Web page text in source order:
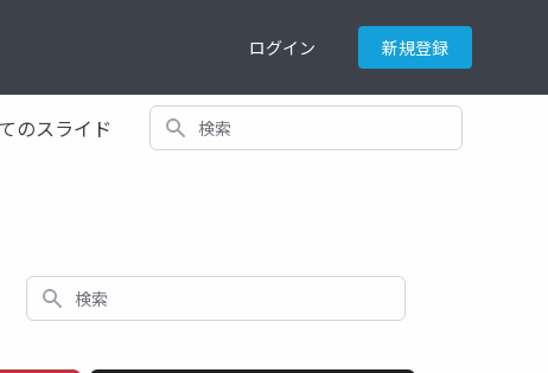
ログイン 新規登録
のスライド 検索
検索